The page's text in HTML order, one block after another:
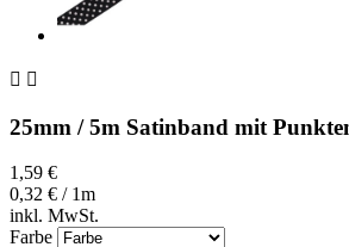
 
25mm / 5m Satinband mit
1,59 €
0,32 € / 1m
inkl. MwSt.
Farbe